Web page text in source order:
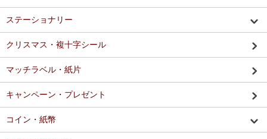
ステーショナリー
クリスマス・複十字シール
マッチラベル・紙片
キャンペーン・プレゼント
コイン・紙幣